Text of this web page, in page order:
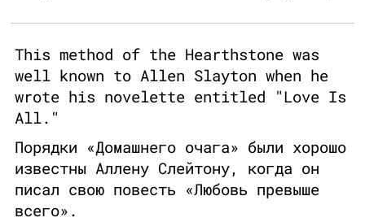
This method of the Hearthstone was
well known to Allen Slayton when he
wrote his novelette entitled "Love Is
All."
Порядки «Домашнего очага» были хорошо
известны Аллену Слейтону, когда он
писал свою повесть «Любовь превыше
всего».